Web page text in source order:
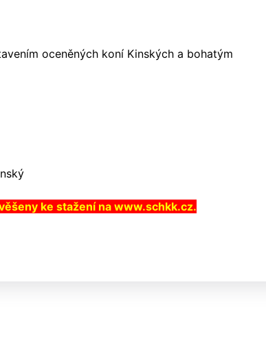
oceněných koní Kinských a bohatým
ke stažení na www.schkk.cz.